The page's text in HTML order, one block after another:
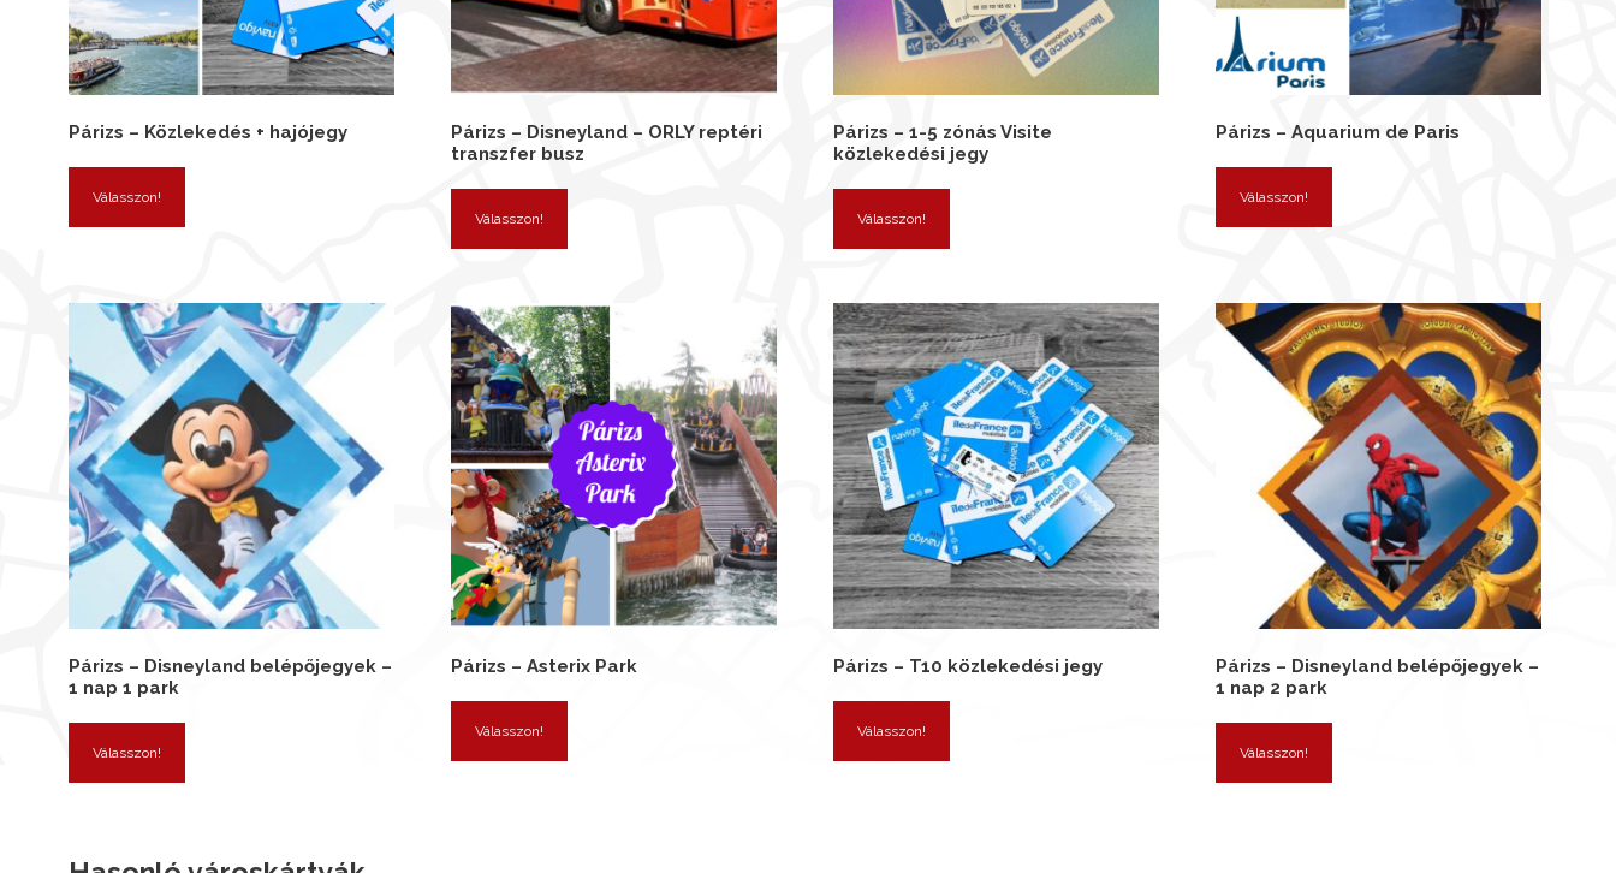
Párizs – Közlekedés + hajójegy
Válasszon!
Párizs – Disneyland – ORLY reptéri
transzfer busz
Válasszon!
Párizs – 1-5 zónás Visite
közlekedési jegy
Válasszon!
Párizs – Aquarium de Paris
Válasszon!
Párizs – Disneyland belépőjegyek –
1 nap 1 park
Válasszon!
Párizs – Asterix Park
Válasszon!
Párizs – T10 közlekedési jegy
Válasszon!
Párizs – Disneyland belépőjegyek –
1 nap 2 park
Válasszon!